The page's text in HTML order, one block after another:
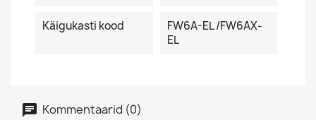
Käigukasti kood
FW6A-EL /FW6AX-
EL
Kommentaarid (0)